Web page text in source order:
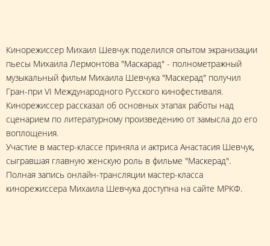
Кинорежиссер Михаил Шевчук поделился опытом экранизации
пьесы Михаила Лермонтова "Маскарад" - полнометражный
музыкальный фильм Михаила Шевчука "Маскерад" получил
Гран-при VI Международного Русского кинофестиваля.
Кинорежиссер рассказал об основных этапах работы над
сценарием по литературному произведению от замысла до его
воплощения.
Участие в мастер-классе приняла и актриса Анастасия Шевчук,
сыгравшая главную женскую роль в фильме "Маскерад".
Полная запись онлайн-трансляции мастер-класса
кинорежиссера Михаила Шевчука доступна на сайте МРКФ.